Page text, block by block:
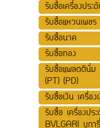
รับซื้อเครื่องประ
รับซื้อแหวนเพชร
รับซื้อนาค
รับซื้อทอง
รับซื้อแพลตตินั่
(PT) (PD)
รับซื้อเงิน เครื่อง
รับซื้อ เครื่องปร
BVLGARI บูการี่